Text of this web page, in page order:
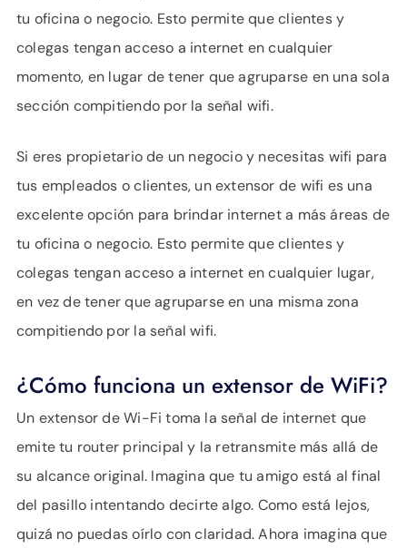
tu oficina o negocio. Esto permite que clientes y
colegas tengan acceso a internet en cualquier
momento, en lugar de tener que agruparse en una sola
sección compitiendo por la señal wifi.
Si eres propietario de un negocio y necesitas wifi para
tus empleados o clientes, un extensor de wifi es una
excelente opción para brindar internet a más áreas de
tu oficina o negocio. Esto permite que clientes y
colegas tengan acceso a internet en cualquier lugar,
en vez de tener que agruparse en una misma zona
compitiendo por la señal wifi.
¿Cómo funciona un extensor de WiFi?
Un extensor de Wi-Fi toma la señal de internet que
emite tu router principal y la retransmite más allá de
su alcance original. Imagina que tu amigo está al final
del pasillo intentando decirte algo. Como está lejos,
quizá no puedas oírlo con claridad. Ahora imagina que